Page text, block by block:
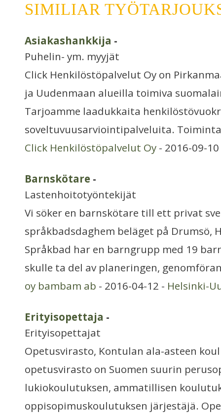
SIMILIAR
Asiakashankkija -
Puhelin- ym. myyjät
Click Henkilöstöpalvelut Oy on
ja Uudenmaan alueilla toimiva
Tarjoamme laadukkaita
soveltuvuusarviointipalveluita.
Click Henkilöstöpalvelut Oy - 2016-09-
Barnskötare -
Lastenhoitotyöntekijät
Vi söker en barnskötare till ett privat
språkbadsdaghem beläget på Drumsö,
Språkbad har en barngrupp med 19
skulle ta del av planeringen,
oy bambam ab - 2016-04-12 - Helsinki-
Erityisopettaja -
Erityisopettajat
Opetusvirasto, Kontulan ala-asteen
opetusvirasto on Suomen suurin
lukiokoulutuksen, ammatillisen
oppisopimuskoulutuksen järjestäjä.